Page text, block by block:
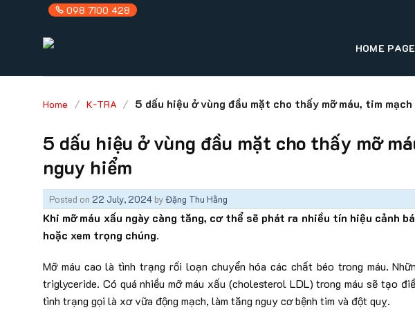
098 7100 428
HOME PAGE
Home / K-TRA / 5 dấu hiệu ở vùng đầu mặt cho thấy mỡ máu, tim
5 dấu hiệu ở vùng đầu mặt cho thấy mỡ
nguy hiểm
Posted on 22 July, 2024 byĐặng Thu Hằng
Khi mỡ máu xấu ngày càng tăng, cơ thể sẽ phát ra nhiều tín hiệu cảnh
hoặc xem trọng chúng.
Mỡ máu cao là tình trạng rối loạn chuyển hóa các chất béo trong máu.
triglyceride. Có quá nhiều mỡ máu xấu (cholesterol LDL) trong máu sẽ tạo
tình trạng gọi là xơ vữa động mạch, làm tăng nguy cơ bệnh tim và đột quỵ.